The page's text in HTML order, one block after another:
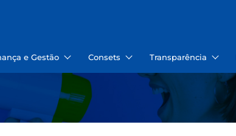
e Gestão Consets Transparência